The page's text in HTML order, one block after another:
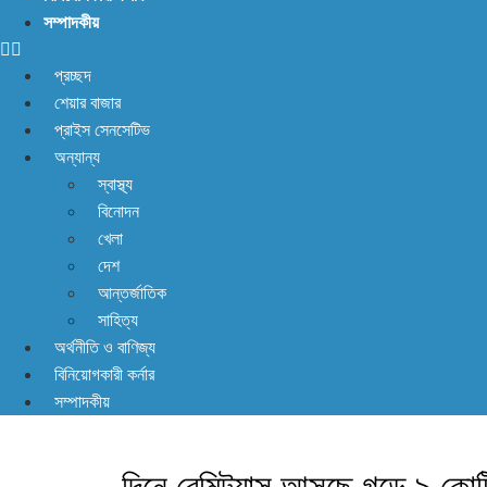
সম্পাদকীয়
প্রচ্ছদ
শেয়ার বাজার
প্রাইস সেনসেটিভ
অন্যান্য
স্বাস্থ্য
বিনোদন
খেলা
দেশ
আন্তর্জাতিক
সাহিত্য
অর্থনীতি ও বাণিজ্য
বিনিয়োগকারী কর্নার
সম্পাদকীয়